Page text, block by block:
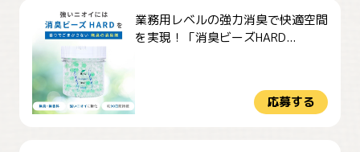
業務用レベルの強力消臭で快適空間
を実現！「消臭ビーズHARD...
応募する